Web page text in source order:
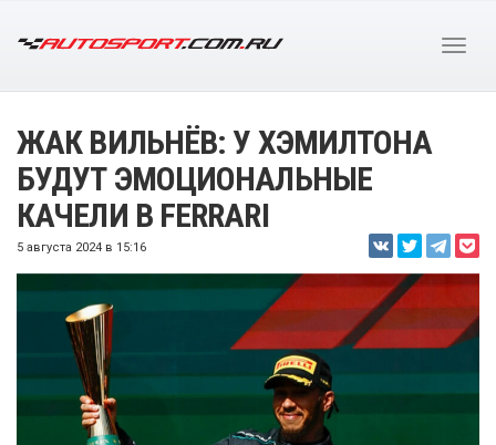
ЖАК ВИЛЬНЁВ: У ХЭМИЛТОНА
БУДУТ ЭМОЦИОНАЛЬНЫЕ
КАЧЕЛИ В FERRARI
5 августа 2024 в 15:16